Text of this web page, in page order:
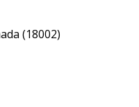
(18002)